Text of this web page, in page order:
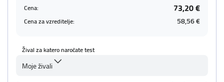
Cena: 73,20 €
Cena za vzreditelje: 58,56 €
Žival za katero naročate test
Moje živali